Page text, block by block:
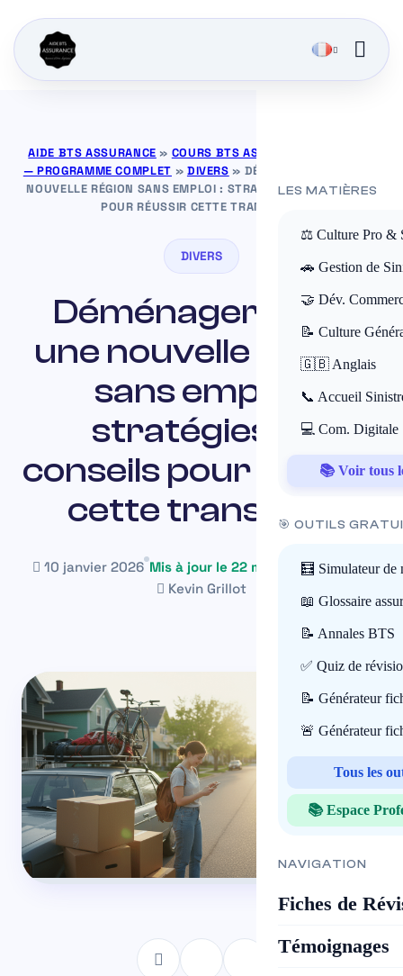
LES MATIÈRES
⚖️ Culture Pro &
🚗 Gestion de
🤝 Dév.
📝 Culture
🇬🇧 Anglais
📞 Accueil
💻 Com. Digitale
📚 Voir tous
🎯 OUTILS
🧮 Simulateur de
📖 Glossaire
📝 Annales BTS
✅ Quiz de
📝 Générateur
🚨 Générateur
Tous les
📚 Espace
NAVIGATION
Fiches de
Témoignages
AIDE BTS ASSURANCE » COURS BTS ASSURANCE GRATUITS
— PROGRAMME COMPLET » DIVERS » DÉMÉNAGER DANS UNE
NOUVELLE RÉGION SANS EMPLOI : STRATÉGIES ET CONSEILS
POUR RÉUSSIR CETTE TRANSITION
DIVERS
Déménager dans
une nouvelle région
sans emploi :
stratégies et
conseils pour réussir
cette transition
10 janvier 2026 Mis à jour le 22 mai 2026 ~18 min
Kevin Grillot